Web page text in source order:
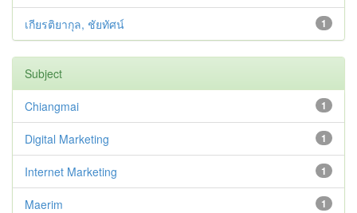
1
เกียรติยากุล, ชัยทัศน์
Subject
1
Chiangmai
1
Digital Marketing
1
Internet Marketing
1
Maerim